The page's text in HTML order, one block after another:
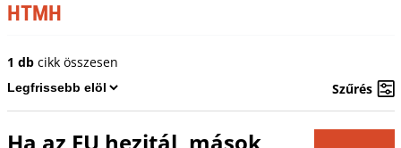
HTMH
1 dbcikk összesen
Szűrés